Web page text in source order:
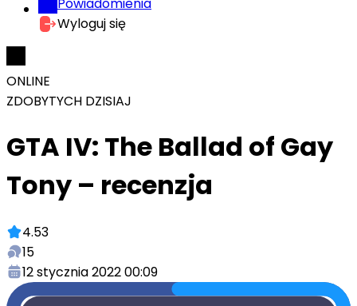
Wyloguj się
ONLINE
ZDOBYTYCH DZISIAJ
GTA IV: The Ballad of Gay
Tony – recenzja
4.53
15
12 stycznia 2022 00:09